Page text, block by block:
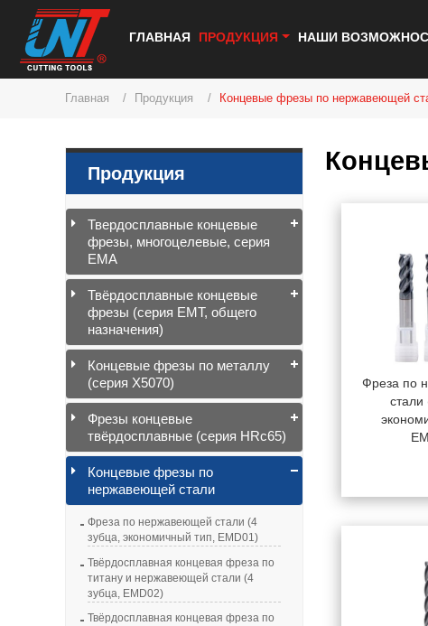
ГЛАВНАЯ ПРОДУКЦИЯ НАШИ
Главная Продукция Концевые фрезы по нержавеющей
Фреза по
стали
Продукция
Твердосплавные концевые
фрезы, многоцелевые, серия
EMA
Твёрдосплавные концевые
фрезы (серия EMT, общего
назначения)
Концевые фрезы по металлу
(серия X5070)
Фрезы концевые
твёрдосплавные (серия HRc65)
Концевые фрезы по
нержавеющей стали
Фреза по нержавеющей стали (4
зубца, экономичный тип, EMD01)
Твёрдосплавная концевая фреза по
титану и нержавеющей стали (4
зубца, EMD02)
Твёрдосплавная концевая фреза по